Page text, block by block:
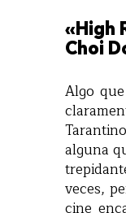
«High
Choi
Algo
alguna
veces,